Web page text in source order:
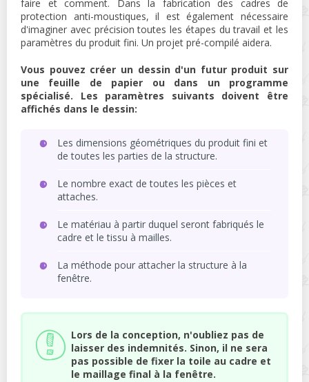
faire et comment. Dans la fabrication des cadres de
protection anti-moustiques, il est également nécessaire
d'imaginer avec précision toutes les étapes du travail et les
paramètres du produit fini. Un projet pré-compilé aidera.
Vous pouvez créer un dessin d'un futur produit sur
une feuille de papier ou dans un programme
spécialisé. Les paramètres suivants doivent être
affichés dans le dessin:
Les dimensions géométriques du produit fini et
de toutes les parties de la structure.
Le nombre exact de toutes les pièces et
attaches.
Le matériau à partir duquel seront fabriqués le
cadre et le tissu à mailles.
La méthode pour attacher la structure à la
fenêtre.
Lors de la conception, n'oubliez pas de
laisser des indemnités. Sinon, il ne sera
pas possible de fixer la toile au cadre et
le maillage final à la fenêtre.